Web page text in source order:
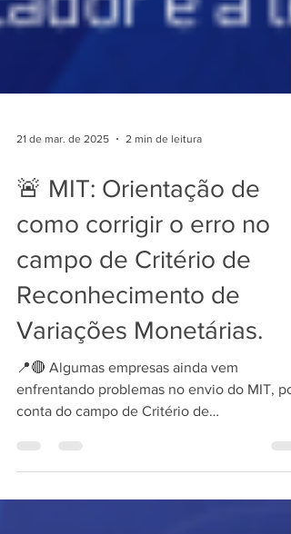
21 de mar. de 2025 2 min de leitura
🚨 MIT: Orientação de
como corrigir o erro no
campo de Critério de
Reconhecimento de
Variações Monetárias.
📍🔴 Algumas empresas ainda vem
enfrentando problemas no envio do MIT, por